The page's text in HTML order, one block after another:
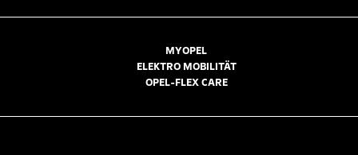
MYOPEL
ELEKTRO MOBILITÄT
OPEL-FLEX CARE